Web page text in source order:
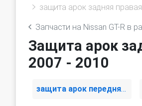
защита арок задняя
Запчасти на Nissan GT-R в
Защита арок
2007 - 2010
защита арок передняя левая (подкрылок)